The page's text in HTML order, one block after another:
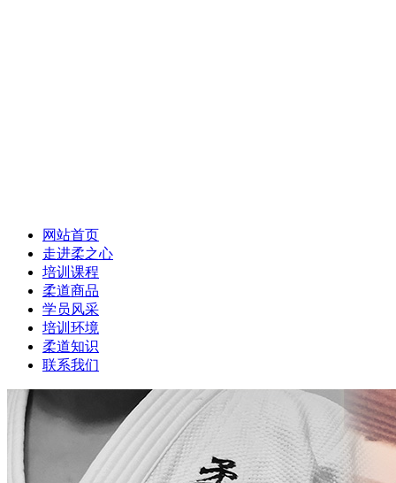
网站首页
走进柔之心
培训课程
柔道商品
学员风采
培训环境
柔道知识
联系我们